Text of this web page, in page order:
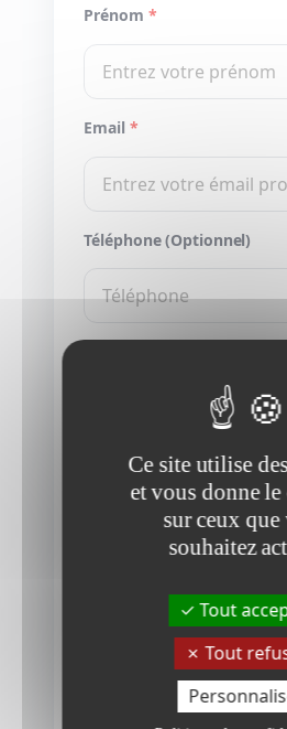
Prénom *
Email *
Téléphone (Optionnel)
Message
Ce site utilise
et vous donne
sur ceux que
souhaitez
Tout
Tout